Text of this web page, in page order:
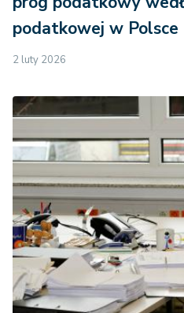
podatkowej w Polsce
2 luty 2026